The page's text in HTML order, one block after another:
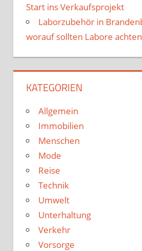
Start ins Verkaufsprojekt
Laborzubehör in
worauf sollten Labore
KATEGORIEN
Allgemein
Immobilien
Menschen
Mode
Reise
Technik
Umwelt
Unterhaltung
Verkehr
Vorsorge